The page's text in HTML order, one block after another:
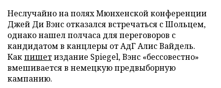
Неслучайно на полях Мюнхенской конференции
Джей Ди Вэнс отказался встречаться с Шольцем,
однако нашел полчаса для переговоров с
кандидатом в канцлеры от АдГ Алис Вайдель.
Какпишетиздание Spiegel, Вэнс «бессовестно»
вмешивается в немецкую предвыборную
кампанию.